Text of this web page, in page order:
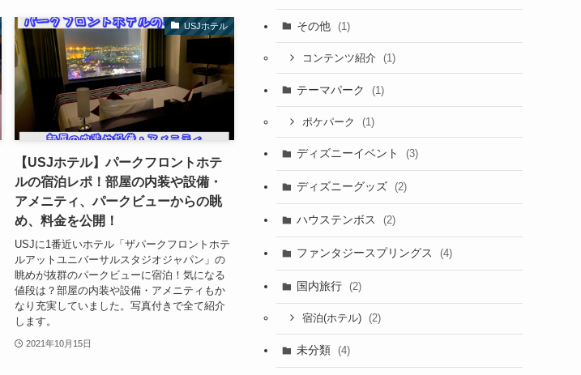
USJホテル
【USJホテル】パークフロントホテ
ルの宿泊レポ！部屋の内装や設備・
アメニティ、パークビューからの眺
め、料金を公開！
USJに1番近いホテル「ザパークフロントホテ
ルアットユニバーサルスタジオジャパン」の
眺めが抜群のパークビューに宿泊！気になる
値段は？部屋の内装や設備・アメニティもか
なり充実していました。写真付きで全て紹介
します。
2021年10月15日
その他 (1)
コンテンツ紹介 (1)
テーマパーク (1)
ポケパーク (1)
ディズニーイベント (3)
ディズニーグッズ (2)
ハウステンボス (2)
ファンタジースプリングス (4)
国内旅行 (2)
宿泊(ホテル) (2)
未分類 (4)